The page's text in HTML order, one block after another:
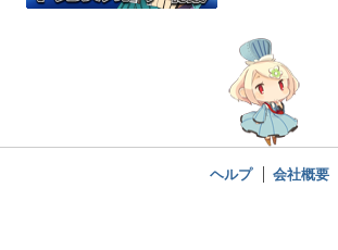
ヘルプ 会社概要